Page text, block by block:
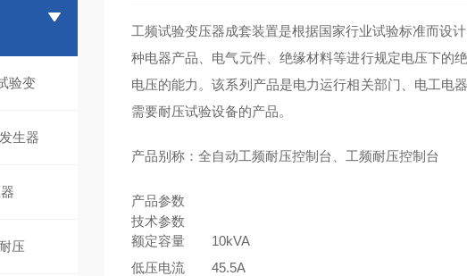
验变
生器
压
工频试验变压器成套装置是根据国家行业试验标准而设
种电器产品、电气元件、绝缘材料等进行规定电压下的
电压的能力。该系列产品是电力运行相关部门、电工电
需要耐压试验设备的产品。
产品别称：全自动工频耐压控制台、工频耐压控制台
产品参数
技术参数
额定容量
10kVA
低压电流
45.5A